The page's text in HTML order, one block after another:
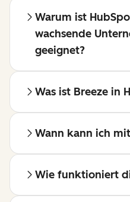
Warum ist
wachsende
geeignet?
Was ist Breeze in
Wann kann ich
Wie funktioniert